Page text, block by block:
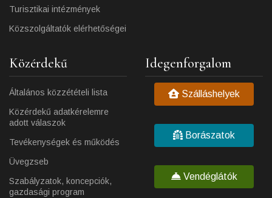
Turisztikai intézmények
Közszolgáltatók elérhetőségei
Közérdekű
Általános közzétételi lista
Közérdekű adatkérelemre
adott válaszok
Tevékenységek és működés
Üvegzseb
Szabályzatok, koncepciók,
gazdasági program
Idegenforgalom
Szálláshelyek
Borászatok
Vendéglátók